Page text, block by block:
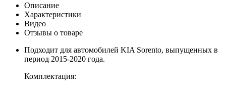
Описание
Характеристики
Видео
Отзывы о товаре
Подходит для автомобилей KIA Sorento, выпущенных в
период 2015-2020 года.
Комплектация: